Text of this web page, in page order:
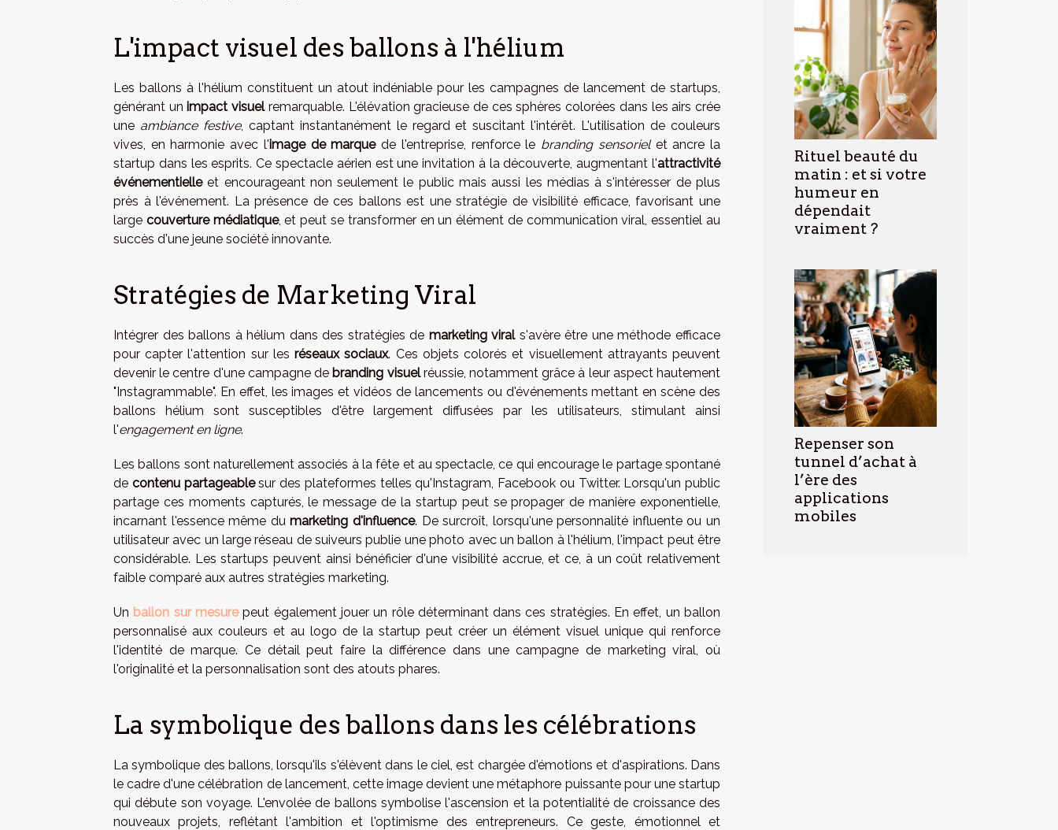
L'impact visuel des ballons à l'hélium
Les ballons à l'hélium constituent un atout indéniable pour les campagnes de lancement de startups,
générant un impact visuelremarquable. L'élévation gracieuse de ces sphères colorées dans les airs crée
une ambiance festive, captant instantanément le regard et suscitant l'intérêt. L'utilisation de couleurs
vives, en harmonie avec l'image de marquede l'entreprise, renforce le branding sensorielet ancre la
startup dans les esprits. Ce spectacle aérien est une invitation à la découverte, augmentant l'attractivité
événementielleet encourageant non seulement le public mais aussi les médias à s'intéresser de plus
près à l'événement. La présence de ces ballons est une stratégie de visibilité efficace, favorisant une
large couverture médiatique, et peut se transformer en un élément de communication viral, essentiel au
succès d'une jeune société innovante.
Stratégies de Marketing Viral
Intégrer des ballons à hélium dans des stratégies de marketing virals'avère être une méthode efficace
pour capter l'attention sur lesréseaux sociaux. Ces objets colorés et visuellement attrayants peuvent
devenir le centre d'une campagne de branding visuelréussie, notamment grâce à leur aspect hautement
"Instagrammable". En effet, les images et vidéos de lancements ou d'événements mettant en scène des
ballons hélium sont susceptibles d'être largement diffusées par les utilisateurs, stimulant ainsi
l'engagement en ligne.
Les ballons sont naturellement associés à la fête et au spectacle, ce qui encourage le partage spontané
de contenu partageablesur des plateformes telles qu'Instagram, Facebook ou Twitter. Lorsqu'un public
partage ces moments capturés, le message de la startup peut se propager de manière exponentielle,
incarnant l'essence même dumarketing d'influence. De surcroît, lorsqu'une personnalité influente ou un
utilisateur avec un large réseau de suiveurs publie une photo avec un ballon à l'hélium, l'impact peut être
considérable. Les startups peuvent ainsi bénéficier d'une visibilité accrue, et ce, à un coût relativement
faible comparé aux autres stratégies marketing.
Un ballon sur mesurepeut également jouer un rôle déterminant dans ces stratégies. En effet, un ballon
personnalisé aux couleurs et au logo de la startup peut créer un élément visuel unique qui renforce
l'identité de marque. Ce détail peut faire la différence dans une campagne de marketing viral, où
l'originalité et la personnalisation sont des atouts phares.
La symbolique des ballons dans les célébrations
La symbolique des ballons, lorsqu'ils s'élèvent dans le ciel, est chargée d'émotions et d'aspirations. Dans
le cadre d'une célébration de lancement, cette image devient une métaphore puissante pour une startup
qui débute son voyage. L'envolée de ballons symbolise l'ascension et la potentialité de croissance des
nouveaux projets, reflétant l'ambition et l'optimisme des entrepreneurs. Ce geste, émotionnel et
Rituel beauté du
matin : et si votre
humeur en
dépendait
vraiment ?
Repenser son
tunnel d’achat à
l’ère des
applications
mobiles